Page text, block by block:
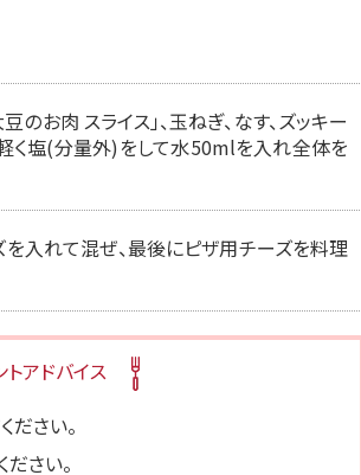
お肉 スライス」、玉ねぎ、なす、ズッキー
軽く塩(分量外)をして水50mlを入れ全体を
を入れて混ぜ、最後にピザ用チーズを料理
トアドバイス
ださい。
さい。